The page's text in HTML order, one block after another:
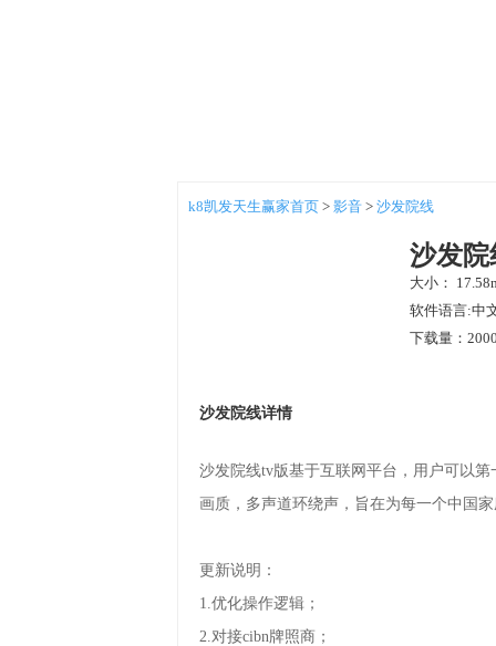
k8凯发天生赢家首页 > 影音 > 沙发院线
沙发
大小：
软件语言:中
下载量：
沙发院线详情
沙发院线tv版基于互联网平台，用户可以
画质，多声道环绕声，旨在为每一个中国
更新说明：
1.优化操作逻辑；
2.对接cibn牌照商；